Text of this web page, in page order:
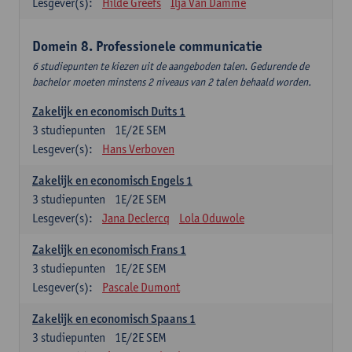
Domein 8. Professionele communicatie
6 studiepunten te kiezen uit de aangeboden talen. Gedurende de
bachelor moeten minstens 2 niveaus van 2 talen behaald worden.
Zakelijk en economisch Duits 1
1E/2E SEM
3 studiepunten
Lesgever(s):
Hans Verboven
Zakelijk en economisch Engels 1
1E/2E SEM
3 studiepunten
Lesgever(s):
Jana Declercq Lola Oduwole
Zakelijk en economisch Frans 1
1E/2E SEM
3 studiepunten
Lesgever(s):
Pascale Dumont
Zakelijk en economisch Spaans 1
1E/2E SEM
3 studiepunten